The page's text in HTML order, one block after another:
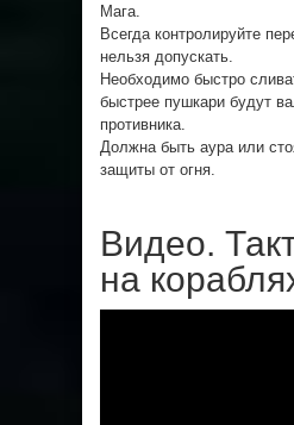
Мага.
Всегда контролируйте
нельзя допускать.
Необходимо быстро
быстрее пушкари будут
противника.
Должна быть аура или
защиты от огня.
Видео.
на